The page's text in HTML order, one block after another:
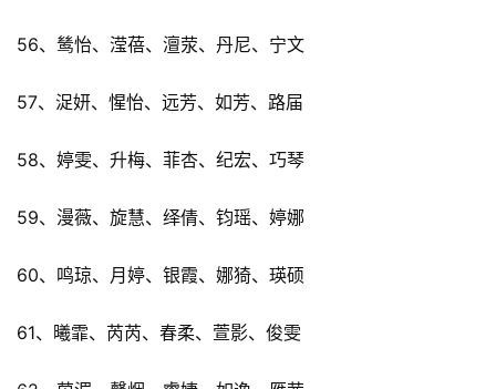
56、鸶怡、滢蓓、澶荥、丹尼、宁文
57、浞妍、惺怡、远芳、如芳、路届
58、婷雯、升梅、菲杏、纪宏、巧琴
59、漫薇、旋慧、绎倩、钧瑶、婷娜
60、鸣琼、月婷、银霞、娜猗、瑛硕
61、曦霏、芮芮、春柔、萱影、俊雯